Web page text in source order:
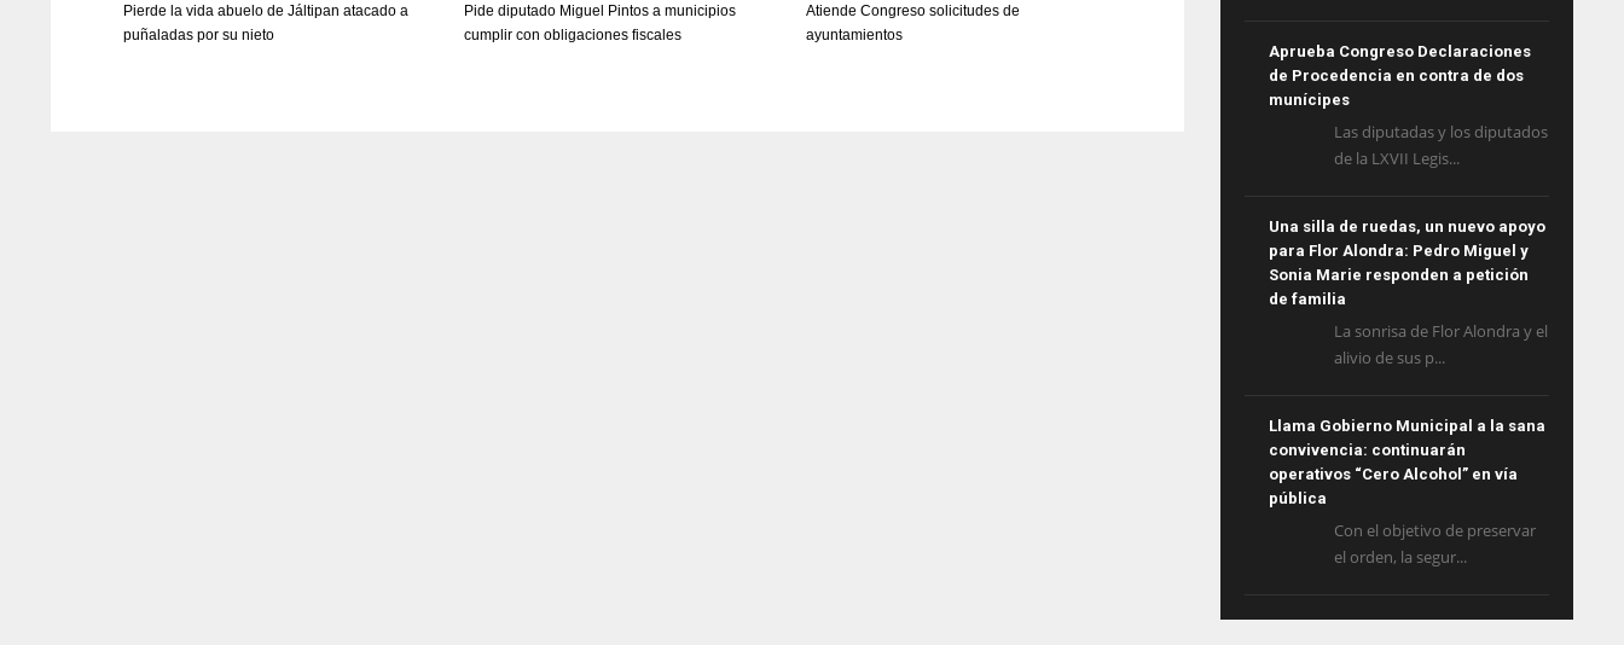
Pierde la vida abuelo de Jáltipan atacado a
puñaladas por su nieto
Pide diputado Miguel Pintos a municipios
cumplir con obligaciones fiscales
Atiende Congreso solicitudes de
ayuntamientos
Aprueba Congreso Declaraciones
de Procedencia en contra de dos
munícipes
Las diputadas y los diputados
de la LXVII Legis...
Una silla de ruedas, un nuevo apoyo
para Flor Alondra: Pedro Miguel y
Sonia Marie responden a petición
de familia
La sonrisa de Flor Alondra y el
alivio de sus p...
Llama Gobierno Municipal a la sana
convivencia: continuarán
operativos “Cero Alcohol” en vía
pública
Con el objetivo de preservar
el orden, la segur...